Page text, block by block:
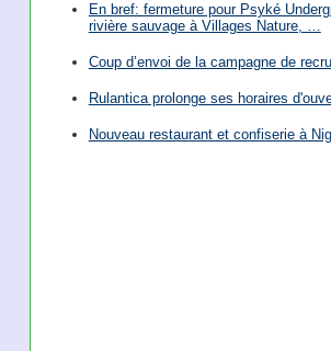
En bref: fermeture pour Psyké
rivière sauvage à Villages Nature, …
Coup d’envoi de la campagne de
Rulantica prolonge ses horaires
Nouveau restaurant et confiserie à